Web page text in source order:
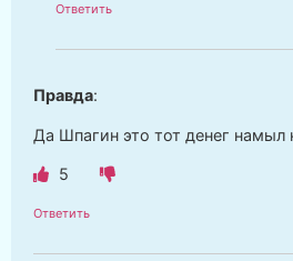
Ответить
Правда:
Да Шпагин это тот денег намыл
5
Ответить